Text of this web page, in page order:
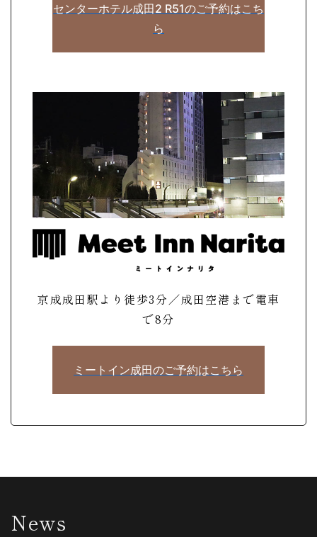
センターホテル成田2 R51のご予約はこち
ら
京成成田駅より徒歩3分／成田空港まで電車
で8分
ミートイン成田のご予約はこちら
News